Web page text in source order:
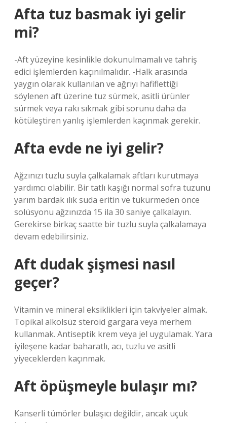
Afta tuz basmak iyi gelir
mi?
-Aft yüzeyine kesinlikle dokunulmamalı ve tahriş
edici işlemlerden kaçınılmalıdır. -Halk arasında
yaygın olarak kullanılan ve ağrıyı hafiflettiği
söylenen aft üzerine tuz sürmek, asitli ürünler
sürmek veya rakı sıkmak gibi sorunu daha da
kötüleştiren yanlış işlemlerden kaçınmak gerekir.
Afta evde ne iyi gelir?
Ağzınızı tuzlu suyla çalkalamak aftları kurutmaya
yardımcı olabilir. Bir tatlı kaşığı normal sofra tuzunu
yarım bardak ılık suda eritin ve tükürmeden önce
solüsyonu ağzınızda 15 ila 30 saniye çalkalayın.
Gerekirse birkaç saatte bir tuzlu suyla çalkalamaya
devam edebilirsiniz.
Aft dudak şişmesi nasıl
geçer?
Vitamin ve mineral eksiklikleri için takviyeler almak.
Topikal alkolsüz steroid gargara veya merhem
kullanmak. Antiseptik krem ​​veya jel uygulamak. Yara
iyileşene kadar baharatlı, acı, tuzlu ve asitli
yiyeceklerden kaçınmak.
Aft öpüşmeyle bulaşır mı?
Kanserli tümörler bulaşıcı değildir, ancak uçuk